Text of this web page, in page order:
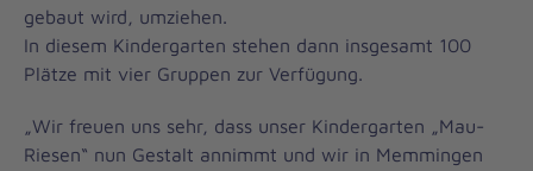
gebaut wird, umziehen.
In diesem Kindergarten stehen dann insgesamt 100
Plätze mit vier Gruppen zur Verfügung.
„Wir freuen uns sehr, dass unser Kindergarten „Mau-
Riesen“ nun Gestalt annimmt und wir in Memmingen